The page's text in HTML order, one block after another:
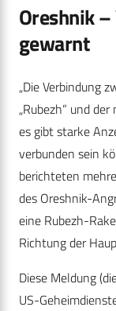
Oreshnik
gewarnt
„Die Verbindung
„Rubezh“ und
es gibt starke
verbunden sein
berichteten
des Oreshnik-
eine Rubezh-
Richtung der
Diese Meldung
US-